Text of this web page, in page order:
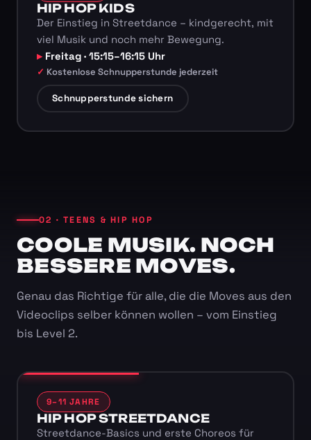
HIP HOP KIDS
Der Einstieg in Streetdance – kindgerecht, mit
viel Musik und noch mehr Bewegung.
Freitag · 15:15–16:15 Uhr
Kostenlose Schnupperstunde jederzeit
Schnupperstunde sichern
02 · TEENS & HIP HOP
COOLE MUSIK. NOCH
BESSERE MOVES.
Genau das Richtige für alle, die die Moves aus den
Videoclips selber können wollen – vom Einstieg
bis Level 2.
9–11 JAHRE
HIP HOP STREETDANCE
Streetdance-Basics und erste Choreos für